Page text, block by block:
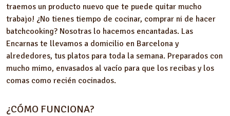
traemos un producto nuevo que te puede quitar mucho
trabajo! ¿No tienes tiempo de cocinar, comprar ni de hacer
batchcooking? Nosotras lo hacemos encantadas. Las
Encarnas te llevamos a domicilio en Barcelona y
alrededores, tus platos para toda la semana. Preparados con
mucho mimo, envasados al vacío para que los recibas y los
comas como recién cocinados.
¿CÓMO FUNCIONA?